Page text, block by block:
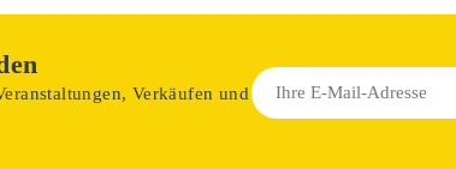
Verkäufen und